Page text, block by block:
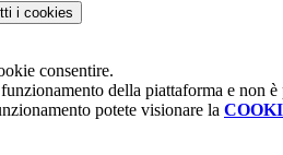
i cookies
consentire.
della piattaforma e non
potete visionare la